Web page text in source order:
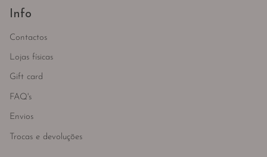
Info
Contactos
Lojas físicas
Gift card
FAQ's
Envios
Trocas e devoluções